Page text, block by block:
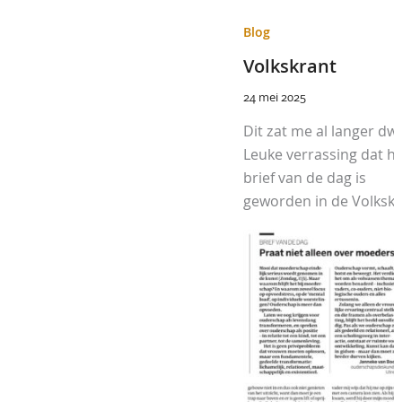
Blog
Volkskrant
24 mei 2025
Dit zat me al langer
Leuke verrassing dat
brief van de dag is
geworden in de